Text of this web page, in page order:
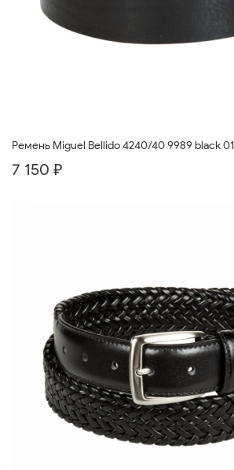
Ремень Miguel Bellido 4240/40 9989 black 01
7 150 ₽